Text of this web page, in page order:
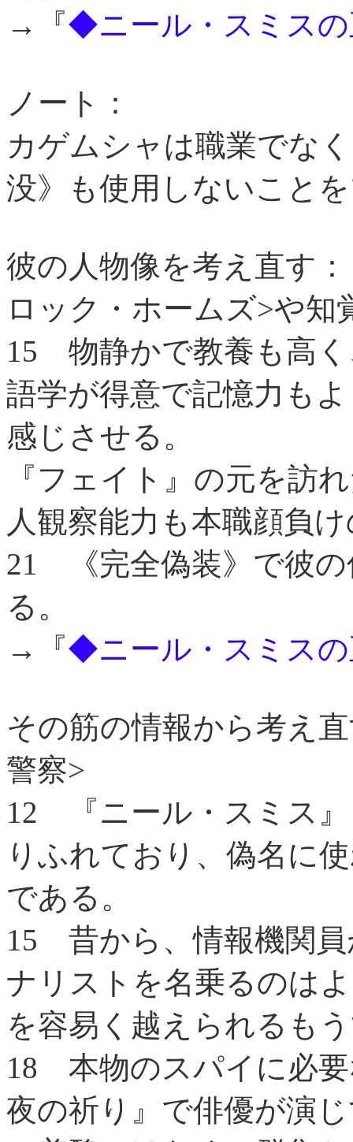
→『◆ニール・スミス
ノート：
カゲムシャは職業でな
没》も使用しないこと
彼の人物像を考え直す：
ロック・ホームズ>や知
15 物静かで教養も高
語学が得意で記憶力も
感じさせる。
『フェイト』の元を訪
人観察能力も本職顔負
21 《完全偽装》で彼
る。
→『◆ニール・スミス
その筋の情報から考え
警察>
12 『ニール・スミス
りふれており、偽名に
である。
15 昔から、情報機関
ナリストを名乗るのは
を容易く越えられるも
18 本物のスパイに必
夜の祈り』で俳優が演